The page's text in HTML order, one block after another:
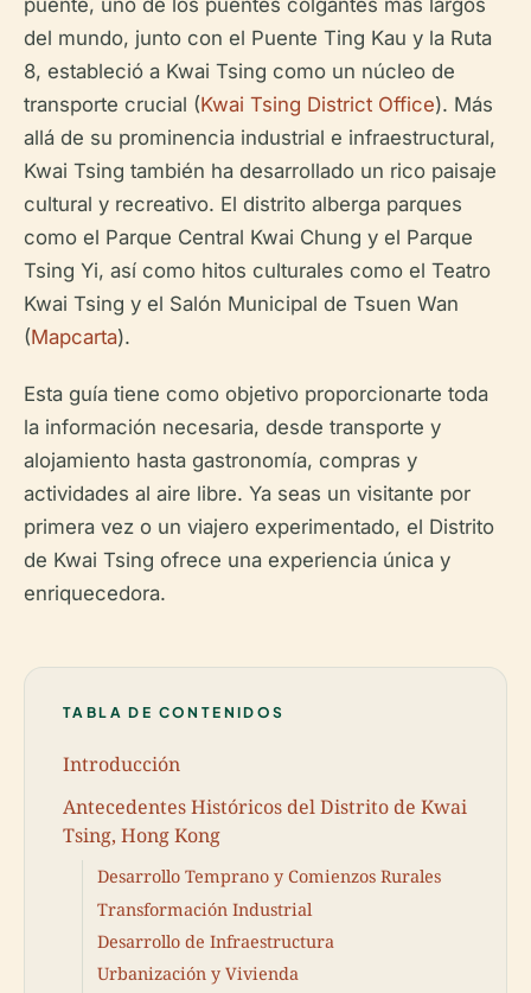
del mundo, junto con el Puente Ting Kau y la Ruta
8, estableció a Kwai Tsing como un núcleo de
transporte crucial (Kwai Tsing District Office). Más
allá de su prominencia industrial e infraestructural,
Kwai Tsing también ha desarrollado un rico paisaje
cultural y recreativo. El distrito alberga parques
como el Parque Central Kwai Chung y el Parque
Tsing Yi, así como hitos culturales como el Teatro
Kwai Tsing y el Salón Municipal ​​de Tsuen Wan
(Mapcarta).
Esta guía tiene como objetivo proporcionarte toda
la información necesaria, desde transporte y
alojamiento hasta gastronomía, compras y
actividades al aire libre. Ya seas un visitante por
primera vez o un viajero experimentado, el Distrito
de Kwai Tsing ofrece una experiencia única y
enriquecedora.
TABLA DE CONTENIDOS
Introducción
Antecedentes Históricos del Distrito de Kwai
Tsing, Hong Kong
Desarrollo Temprano y Comienzos Rurales
Transformación Industrial
Desarrollo de Infraestructura
Urbanización y Vivienda